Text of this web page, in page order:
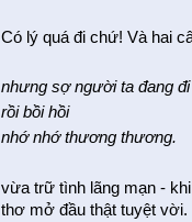
Có lý quá đi chứ! Và hai
nhưng sợ người ta đang
rồi bồi hồi
nhớ nhớ thương thương.
vừa trữ tình lãng mạn -
thơ mở đầu thật tuyệt vời.